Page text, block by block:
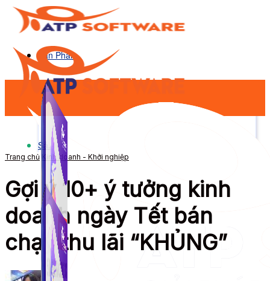
Sản Phẩm
Sản Phẩm
Trang chủ Kinh doanh - Khởi nghiệp
Gợi ý 10+ ý tưởng kinh
doanh ngày Tết bán
chạy thu lãi “KHỦNG”